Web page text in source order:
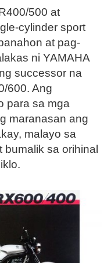
500 at
cylinder sport
at pag-
ni YAMAHA
successor na
600. Ang
para sa mga
maranasan ang
malayo sa
bumalik sa orihinal